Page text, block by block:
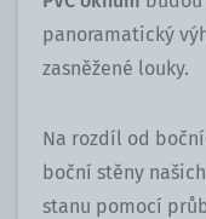
panoramatický
zasněžené louky.
Na rozdíl od
boční stěny
stanu pomocí